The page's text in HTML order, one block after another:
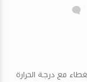
مع درجة الحرارة